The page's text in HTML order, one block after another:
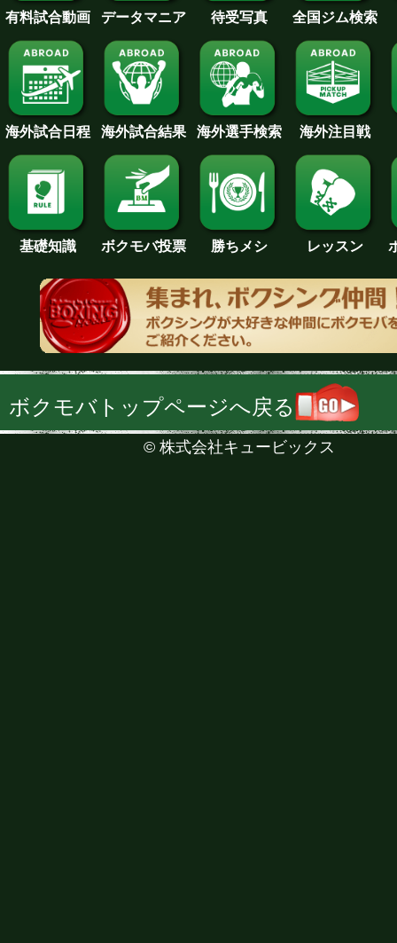
有料試合動画 データマニア 待受写真 全国ジム検索
海外試合日程 海外試合結果 海外選手検索 海外注目戦
基礎知識 ボクモバ投票 勝ちメシ レッスン
ボクモバトップページへ戻る
© 株式会社キュービックス